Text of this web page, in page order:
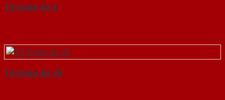
Tủ Quần Áo 2
Tủ Quần Áo 35